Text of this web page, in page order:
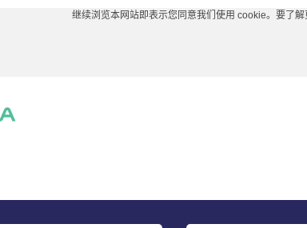
继续浏览本网站即表示您同意我们使用 cookie。要了